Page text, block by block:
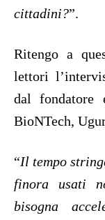
cittadini?”.
Ritengo a
lettori
dal fondatore
BioNTech,
“Il tempo
finora usati
bisogna